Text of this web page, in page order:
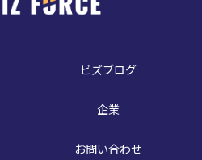
ビズブログ
企業
お問い合わせ